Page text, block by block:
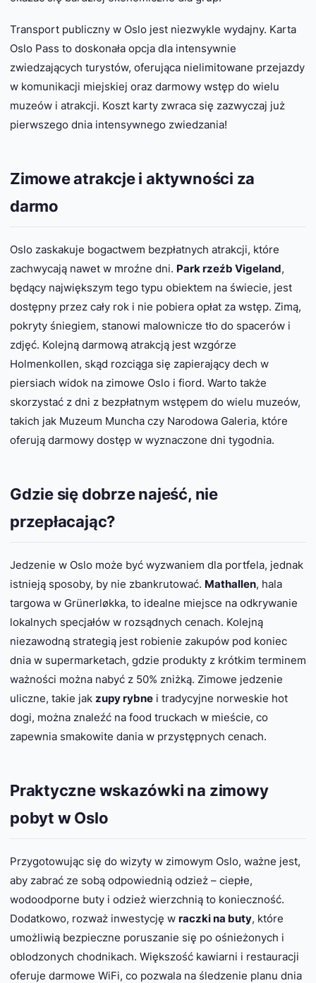
Transport publiczny w Oslo jest niezwykle wydajny. Karta
Oslo Pass to doskonała opcja dla intensywnie
zwiedzających turystów, oferująca nielimitowane przejazdy
w komunikacji miejskiej oraz darmowy wstęp do wielu
muzeów i atrakcji. Koszt karty zwraca się zazwyczaj już
pierwszego dnia intensywnego zwiedzania!
Zimowe atrakcje i aktywności za
darmo
Oslo zaskakuje bogactwem bezpłatnych atrakcji, które
zachwycają nawet w mroźne dni. Park rzeźb Vigeland,
będący największym tego typu obiektem na świecie, jest
dostępny przez cały rok i nie pobiera opłat za wstęp. Zimą,
pokryty śniegiem, stanowi malownicze tło do spacerów i
zdjęć. Kolejną darmową atrakcją jest wzgórze
Holmenkollen, skąd rozciąga się zapierający dech w
piersiach widok na zimowe Oslo i fiord. Warto także
skorzystać z dni z bezpłatnym wstępem do wielu muzeów,
takich jak Muzeum Muncha czy Narodowa Galeria, które
oferują darmowy dostęp w wyznaczone dni tygodnia.
Gdzie się dobrze najeść, nie
przepłacając?
Jedzenie w Oslo może być wyzwaniem dla portfela, jednak
istnieją sposoby, by nie zbankrutować. Mathallen, hala
targowa w Grünerløkka, to idealne miejsce na odkrywanie
lokalnych specjałów w rozsądnych cenach. Kolejną
niezawodną strategią jest robienie zakupów pod koniec
dnia w supermarketach, gdzie produkty z krótkim terminem
ważności można nabyć z 50% zniżką. Zimowe jedzenie
uliczne, takie jak zupy rybne i tradycyjne norweskie hot
dogi, można znaleźć na food truckach w mieście, co
zapewnia smakowite dania w przystępnych cenach.
Praktyczne wskazówki na zimowy
pobyt w Oslo
Przygotowując się do wizyty w zimowym Oslo, ważne jest,
aby zabrać ze sobą odpowiednią odzież – ciepłe,
wodoodporne buty i odzież wierzchnią to konieczność.
Dodatkowo, rozważ inwestycję w raczki na buty, które
umożliwią bezpieczne poruszanie się po ośnieżonych i
oblodzonych chodnikach. Większość kawiarni i restauracji
oferuje darmowe WiFi, co pozwala na śledzenie planu dnia